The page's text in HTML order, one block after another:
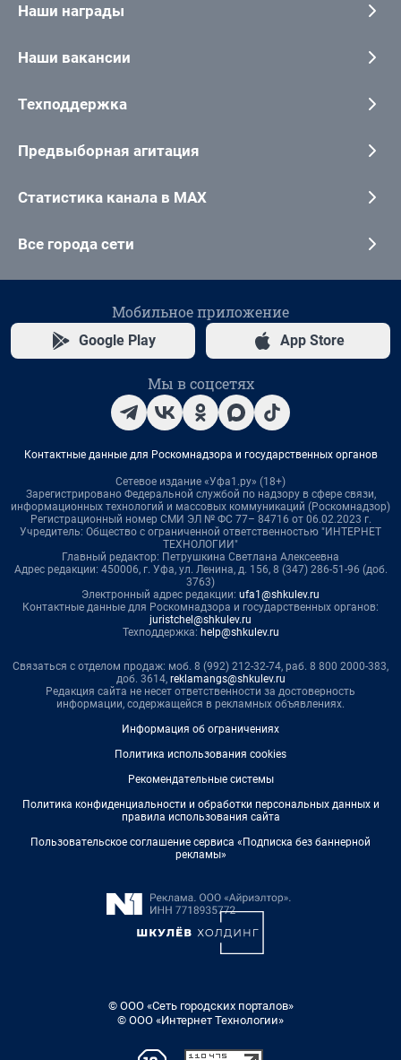
Наши награды
Наши вакансии
Техподдержка
Предвыборная агитация
Статистика канала в MAX
Все города сети
Мобильное приложение
Google Play App Store
Мы в соцсетях
Контактные данные для Роскомнадзора и государственных органов
Сетевое издание «Уфа1.ру» (18+)
Зарегистрировано Федеральной службой по надзору в сфере связи,
информационных технологий и массовых коммуникаций (Роскомнадзор)
Регистрационный номер СМИ ЭЛ № ФС 77– 84716 от 06.02.2023 г.
Учредитель: Общество с ограниченной ответственностью "ИНТЕРНЕТ
ТЕХНОЛОГИИ"
Главный редактор: Петрушкина Светлана Алексеевна
Адрес редакции: 450006, г. Уфа, ул. Ленина, д. 156, 8 (347) 286-51-96 (доб.
3763)
Электронный адрес редакции: ufa1@shkulev.ru
Контактные данные для Роскомнадзора и государственных органов:
juristchel@shkulev.ru
Техподдержка: help@shkulev.ru
Связаться с отделом продаж: моб. 8 (992) 212-32-74, раб. 8 800 2000-383,
доб. 3614, reklamangs@shkulev.ru
Редакция сайта не несет ответственности за достоверность
информации, содержащейся в рекламных объявлениях.
Информация об ограничениях
Политика использования cookies
Рекомендательные системы
Политика конфиденциальности и обработки персональных данных и
правила использования сайта
Пользовательское соглашение сервиса «Подписка без баннерной
рекламы»
© ООО «Сеть городских порталов»
© ООО «Интернет Технологии»